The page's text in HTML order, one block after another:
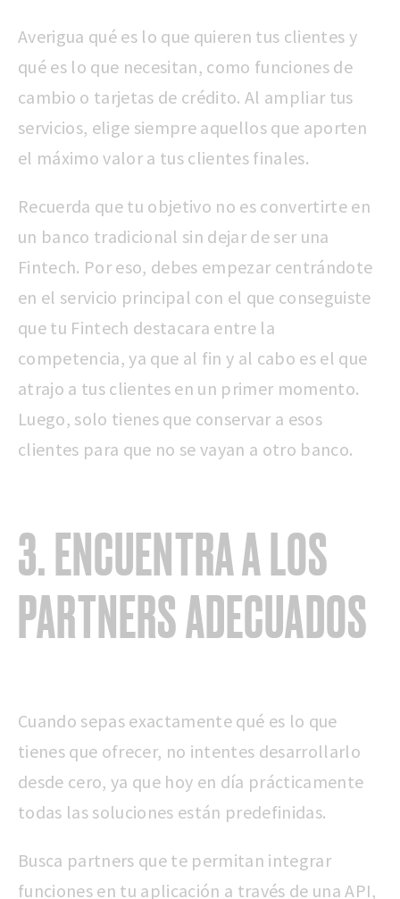
Averigua qué es lo que quieren tus clientes y
qué es lo que necesitan, como funciones de
cambio o tarjetas de crédito. Al ampliar tus
servicios, elige siempre aquellos que aporten
el máximo valor a tus clientes finales.
Recuerda que tu objetivo no es convertirte en
un banco tradicional sin dejar de ser una
Fintech. Por eso, debes empezar centrándote
en el servicio principal con el que conseguiste
que tu Fintech destacara entre la
competencia, ya que al fin y al cabo es el que
atrajo a tus clientes en un primer momento.
Luego, solo tienes que conservar a esos
clientes para que no se vayan a otro banco.
3. ENCUENTRA A LOS
PARTNERS ADECUADOS
Cuando sepas exactamente qué es lo que
tienes que ofrecer, no intentes desarrollarlo
desde cero, ya que hoy en día prácticamente
todas las soluciones están predefinidas.
Busca partners que te permitan integrar
funciones en tu aplicación a través de una API,